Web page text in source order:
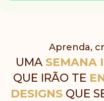
Aprenda,
UMA SEMANA
QUE IRÃO TE
DESIGNSQUE